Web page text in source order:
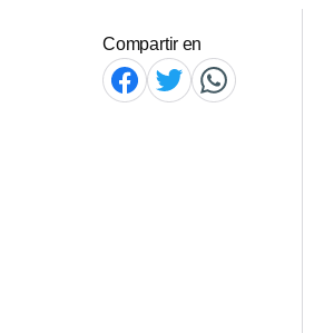
Compartir en